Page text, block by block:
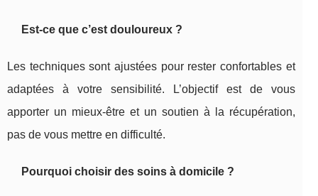
Est-ce que c’est douloureux ?
Les techniques sont ajustées pour rester confortables et
adaptées à votre sensibilité. L’objectif est de vous
apporter un mieux-être et un soutien à la récupération,
pas de vous mettre en difficulté.
Pourquoi choisir des soins à domicile ?